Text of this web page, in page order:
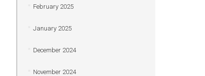
February 2025
January 2025
December 2024
November 2024